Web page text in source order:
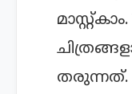
തരുന്നത്.